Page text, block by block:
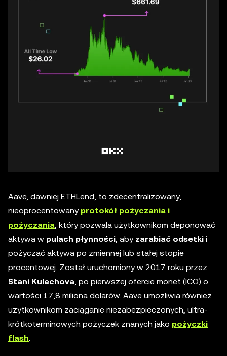
Aave, dawniej ETHLend, to zdecentralizowany,
nieoprocentowany protokół pożyczania i
pożyczania , który pozwala użytkownikom deponować
aktywa w pulach płynności , aby zarabiać odsetki i
pożyczać aktywa po zmiennej lub stałej stopie
procentowej. Został uruchomiony w 2017 roku przez
Stani Kulechova , po pierwszej ofercie monet (ICO) o
wartości 17,8 miliona dolarów. Aave umożliwia również
użytkownikom zaciąganie niezabezpieczonych, ultra-
krótkoterminowych pożyczek znanych jako pożyczki
flash